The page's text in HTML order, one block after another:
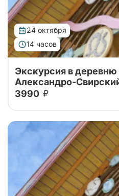
24 октября
14 часов
Тур на 1 день в
берегу Рощинского озера
деревню Мандроги с
Экскурсия в
Александро-
3990